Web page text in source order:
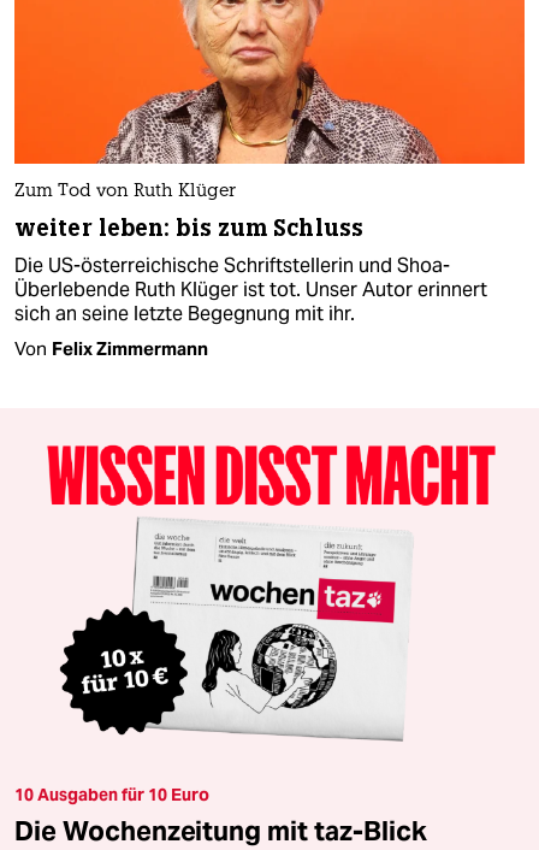
Zum Tod von Ruth Klüger
weiter leben: bis zum Schluss
Die US-österreichische Schriftstellerin und Shoa-
Überlebende Ruth Klüger ist tot. Unser Autor erinnert
sich an seine letzte Begegnung mit ihr.
Von Felix Zimmermann
10 Ausgaben für 10 Euro
Die Wochenzeitung mit taz-Blick